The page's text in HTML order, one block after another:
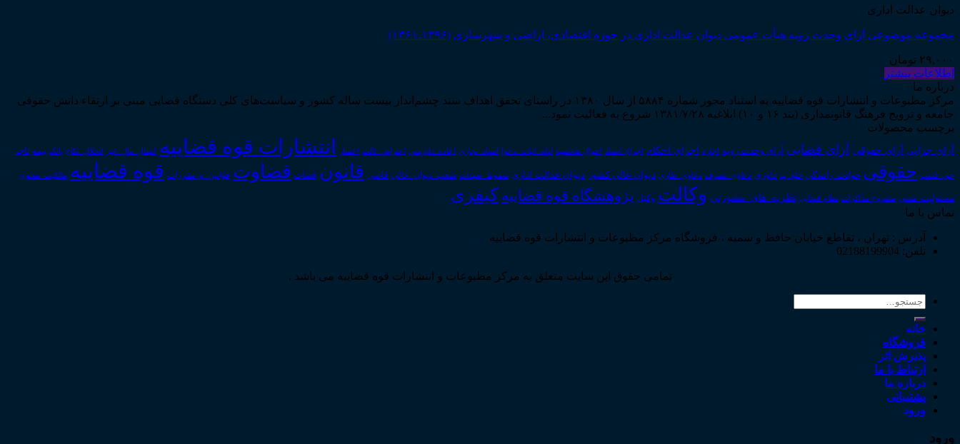
دیوان عدالت اداری
مجموعه موضوعی آرای وحدت رویه هیأت عمومی دیوان عدالت اداری در حوزه اقتصادی، اراضی و شهرسازی (۱۳۹۶ـ۱۳۶۱)
۲۹,۰۰۰ تومان
اطلاعات بیشتر
درباره ما
مرکز مطبوعات و انتشارات قوه قضاییه به استناد مجوز شماره ۵۸۸۴ از سال ۱۳۸۰ در راستای تحقق اهداف سند چشم‌انداز بیست ساله کشور و سیاست‌های کلی دستگاه قضایی مبنی بر ارتقاء دانش حقوقی
جامعه و ترویج فرهنگ قانونمداری (بند ۱۶ و ۱۰) ابلاغیه ۱۳۸۱/۷/۲۸ شروع به فعالیت نمود...
برچسب محصولات
آرای جزایی آرای حقوقی آرای قضایی آرای وحدت رویه اجاره اجرای احکام اجرای اسناد احوال شخصیه ادله_اثبات_دعوا اسناد_تجاری اعاده_دادرسی اعتراض_ثالث اعسار انتشارات قوه قضاییه انتقال_مال_غیر انحلال_نکاح بانک بیمه تاجر
حق_کسب حقوقی حوادث_رانندگی خلع_ید داوری دعاوی_تصرف دعاوی_طاری دیوان عالی کشور دیوان عدالت اداری سقوط_تعهدات شعب_دیوان_عالی قاضی قانون قضات قضاوت قوانین_و_مقررات قوه قضاییه مالکیت_معنوی
مسئولیت_مدنی مشروح مذاکرات نظام قضایی نظریه_های_مشورتی وکالت وکیل پژوهشگاه قوه قضاییه کیفری
تماس با ما
آدرس : تهران ، تقاطع خیابان حافظ و سمیه ، فروشگاه مرکز مطبوعات و انتشارات قوه قضاییه
تلفن: 02188199904
تمامی حقوق این سایت متعلق به مرکز مطبوعات و انتشارات قوه قضاییه می باشد .
جستجو
خانه
فروشگاه
پذیرش اثر
ارتباط با ما
درباره ما
پشتیبانی
ورود
ورود